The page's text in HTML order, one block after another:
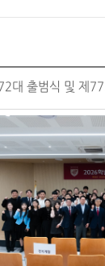
대 출범식 및 제